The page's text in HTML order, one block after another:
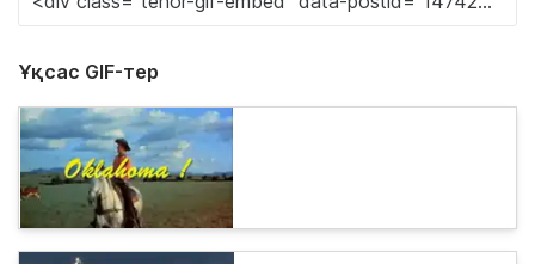
Ұқсас GIF-тер